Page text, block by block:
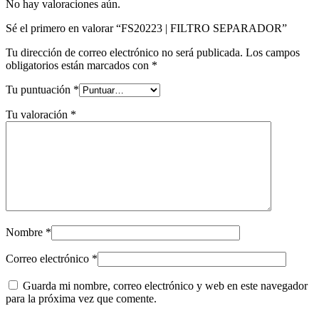
No hay valoraciones aún.
Sé el primero en valorar “FS20223 | FILTRO SEPARADOR”
Tu dirección de correo electrónico no será publicada. Los campos
obligatorios están marcados con *
Tu puntuación *
Tu valoración *
Nombre *
Correo electrónico *
Guarda mi nombre, correo electrónico y web en este navegador
para la próxima vez que comente.